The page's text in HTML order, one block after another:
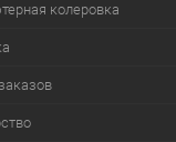
колеровка